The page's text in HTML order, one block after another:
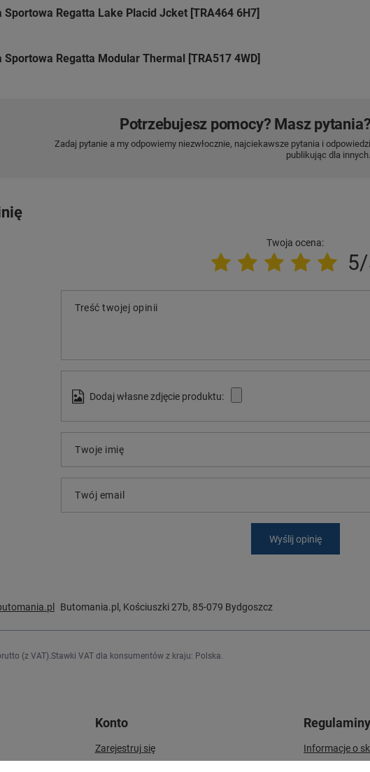
Regatta Lake Placid Jcket [TRA464 6H7]
Regatta Modular Thermal [TRA517 4WD]
Potrzebujesz pomocy? Masz pytania?
Zadaj pytanie a my odpowiemy niezwłocznie, najciekawsze pytania i odpowiedzi
publikując dla innych.
Twoja ocena:
Treść twojej opinii
Dodaj własne zdjęcie produktu:
Twoje imię
Twój email
Wyślij opinię
Butomania.pl , Kościuszki 27b, 85-079 Bydgoszcz
(z VAT). Stawki VAT dla konsumentów z kraju: Polska
Konto
Zarejestruj się
Regulaminy
Informacje o